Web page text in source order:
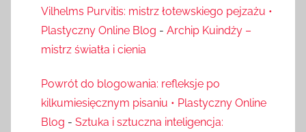
Vilhelms Purvitis: mistrz łotewskiego pejzażu •
Plastyczny Online Blog - Archip Kuindży –
mistrz światła i cienia
Powrót do blogowania: refleksje po
kilkumiesięcznym pisaniu • Plastyczny Online
Blog - Sztuka i sztuczna inteligencja: